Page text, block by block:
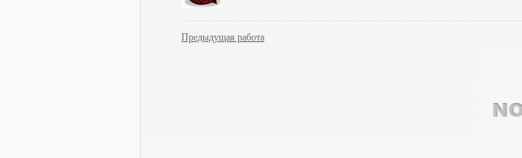
Предыдущая работа